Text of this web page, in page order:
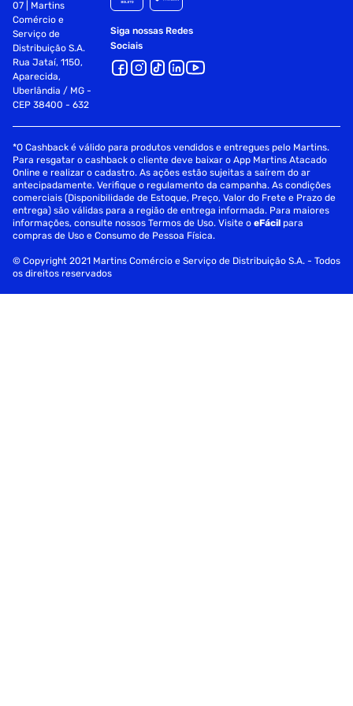
07 | Martins
Comércio e
Serviço de
Distribuição S.A.
Rua Jataí, 1150,
Aparecida,
Uberlândia / MG -
CEP 38400 - 632
Siga nossas Redes
Sociais
*O Cashback é válido para produtos vendidos e entregues pelo Martins.
Para resgatar o cashback o cliente deve baixar o App Martins Atacado
Online e realizar o cadastro. As ações estão sujeitas a saírem do ar
antecipadamente. Verifique o regulamento da campanha. As condições
comerciais (Disponibilidade de Estoque, Preço, Valor do Frete e Prazo de
entrega) são válidas para a região de entrega informada. Para maiores
informações, consulte nossos Termos de Uso. Visite oeFácil para
compras de Uso e Consumo de Pessoa Física.
© Copyright 2021 Martins Comércio e Serviço de Distribuição S.A. - Todos
os direitos reservados